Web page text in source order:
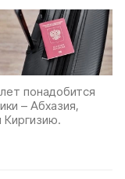
понадобится
– Абхазия,
Киргизию.